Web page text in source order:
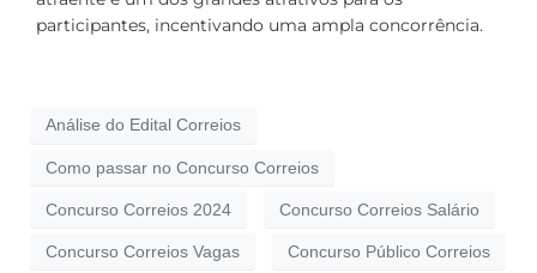
participantes, incentivando uma ampla concorrência.
Análise do Edital Correios
Como passar no Concurso Correios
Concurso Correios 2024 Concurso Correios Salário
Concurso Correios Vagas Concurso Público Correios